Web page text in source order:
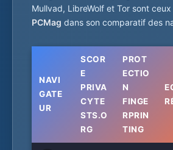
Mullvad, LibreWolf et Tor sont
PCMag dans son comparatif des
NAVI
GATE
UR
SCOR
E
PRIVA
CYTE
STS.O
RG
PROT
ECTIO
N
FINGE
RPRIN
TING